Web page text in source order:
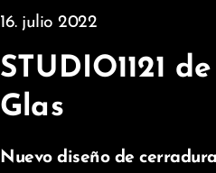
16. julio 2022
STUDIO1121
Glas
Nuevo diseño de